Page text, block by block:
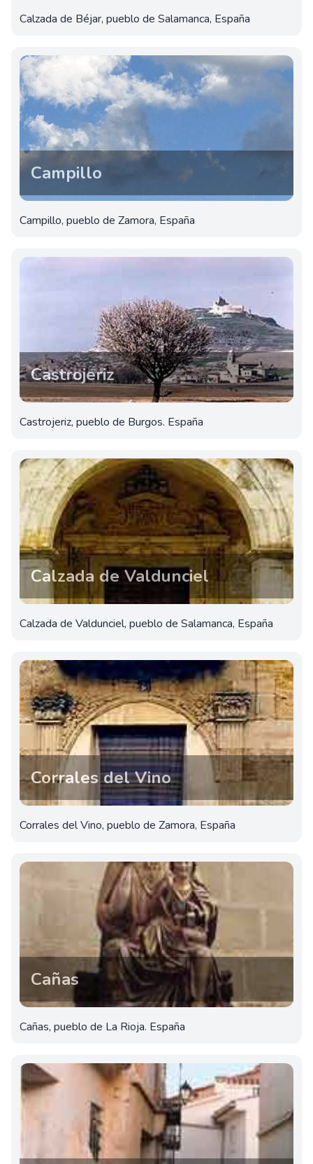
Calzada de Béjar, pueblo de Salamanca, España
Campillo
Campillo, pueblo de Zamora, España
Castrojeriz
Castrojeriz, pueblo de Burgos. España
Calzada de Valdunciel
Calzada de Valdunciel, pueblo de Salamanca, España
Corrales del Vino
Corrales del Vino, pueblo de Zamora, España
Cañas
Cañas, pueblo de La Rioja. España